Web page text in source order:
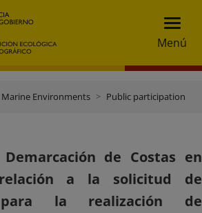
Menú
Marine Environments Public participation
de Costas en
a la solicitud de
para la realización de